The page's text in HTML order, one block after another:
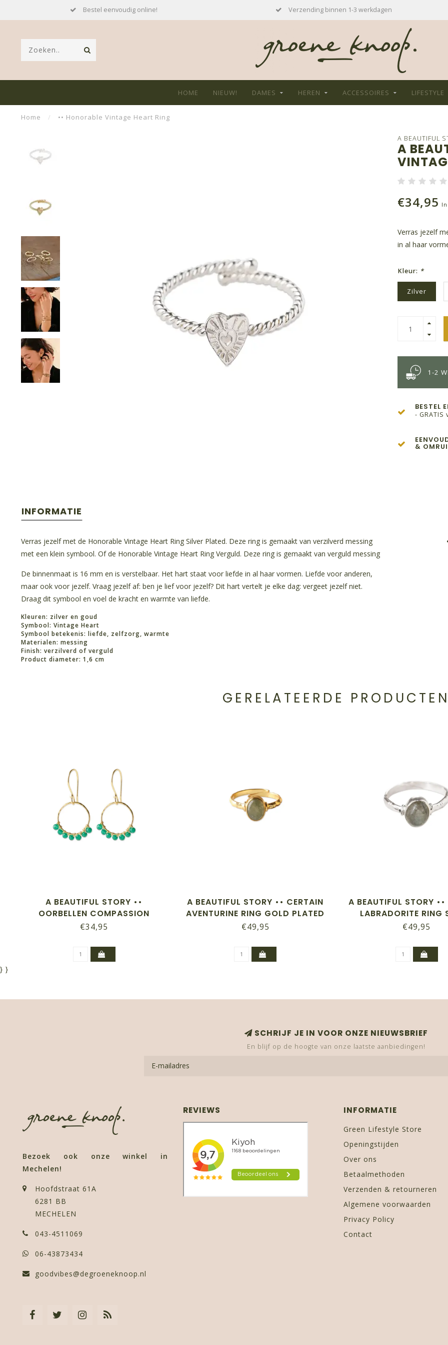
Bestel eenvoudig online! Verzending binnen 1-3 werkdagen
HOME NIEUW! DAMES HEREN ACCESSOIRES LIFESTYLE
Home / •• Honorable Vintage Heart Ring
A BEAUTIFUL
A
€34,95
Verras jezelf
in al haar
Kleur: *
Zilver
1-2
BESTEL
-
&
INFORMATIE
Verras jezelf met de Honorable Vintage Heart Ring Silver Plated. Deze ring is gemaakt van verzilverd messing
met een klein symbool. Of de Honorable Vintage Heart Ring Verguld. Deze ring is gemaakt van verguld messing
De binnenmaat is 16 mm en is verstelbaar. Het hart staat voor liefde in al haar vormen. Liefde voor anderen,
maar ook voor jezelf. Vraag jezelf af: ben je lief voor jezelf? Dit hart vertelt je elke dag: vergeet jezelf niet.
Draag dit symbool en voel de kracht en warmte van liefde.
Kleuren: zilver en goud
Symbool: Vintage Heart
Symbool betekenis: liefde, zelfzorg, warmte
Materialen: messing
Finish: verzilverd of verguld
Product diameter: 1,6 cm
GERELATEERDE
A BEAUTIFUL STORY ••
OORBELLEN COMPASSION
AVENTURINE
€34,95
A BEAUTIFUL STORY •• CERTAIN
AVENTURINE RING GOLD PLATED
€49,95
A BEAUTIFUL STORY
LABRADORITE RING
PLATED
€49,95
} }
SCHRIJF JE IN VOOR ONZE NIEUWSBRIEF
En blijf op de hoogte van onze laatste aanbiedingen!
Bezoek ook onze winkel in
Mechelen!
Hoofdstraat 61A
6281 BB
MECHELEN
043-4511069
06-43873434
goodvibes@degroeneknoop.nl
REVIEWS INFORMATIE
Green Lifestyle Store
Openingstijden
Over ons
Betaalmethoden
Verzenden & retourneren
Algemene voorwaarden
Privacy Policy
Contact